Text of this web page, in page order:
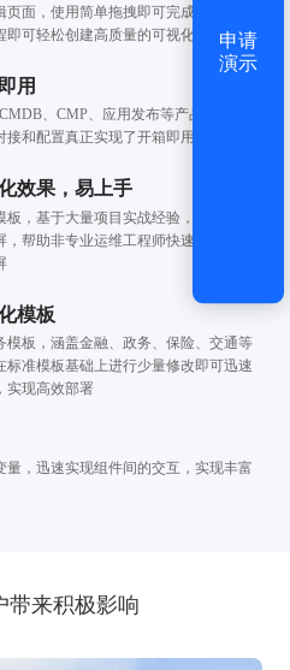
页面，使用简单拖拽即可完成各种样式
即可轻松创建高质量的可视化项目
用
、CMP、应用发布等产品
接和配置真正实现了开箱即用
效果，易上手
，基于大量项目实战经验，用户
，帮助非专业运维工程师快速构建专业
模板
模板，涵盖金融、政务、保险、交通等
标准模板基础上进行少量修改即可迅速
实现高效部署
量，迅速实现组件间的交互，实现丰富
带来积极影响
申请
演示